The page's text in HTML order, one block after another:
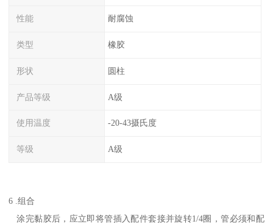
性能 耐腐蚀
类型 橡胶
形状 圆柱
产品等级 A级
使用温度 -20-43摄氏度
等级 A级
6 .组合
涂完黏胶后，应立即将管插入配件套接并旋转1/4圈，管必须和配